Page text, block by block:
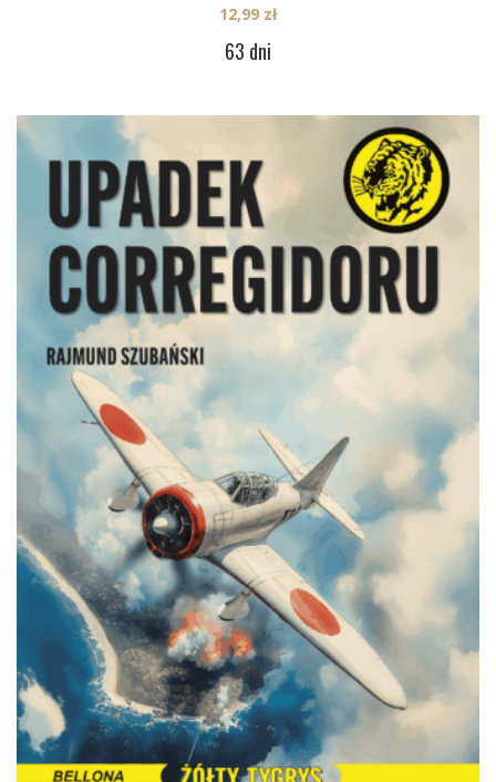
63 dni
12,99 zł